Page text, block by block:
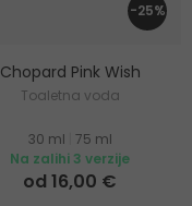
-25%
Chopard Pink Wish
Toaletna voda
30 ml 75 ml
Na zalihi 3 verzije
od 16,00 €